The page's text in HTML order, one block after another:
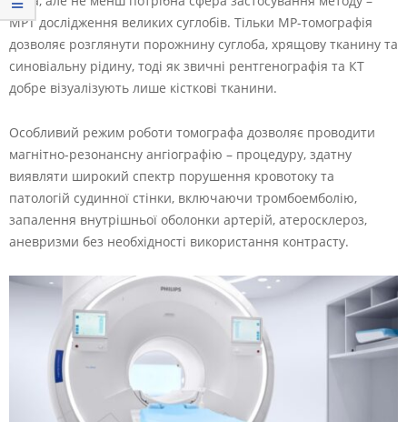
МРТ дослідження великих суглобів. Тільки МР-томографія
дозволяє розглянути порожнину суглоба, хрящову тканину та
синовіальну рідину, тоді як звичні рентгенографія та КТ
добре візуалізують лише кісткові тканини.
Особливий режим роботи томографа дозволяє проводити
магнітно-резонансну ангіографію – процедуру, здатну
виявляти широкий спектр порушення кровотоку та
патологій судинної стінки, включаючи тромбоемболію,
запалення внутрішньої оболонки артерій, атеросклероз,
аневризми без необхідності використання контрасту.